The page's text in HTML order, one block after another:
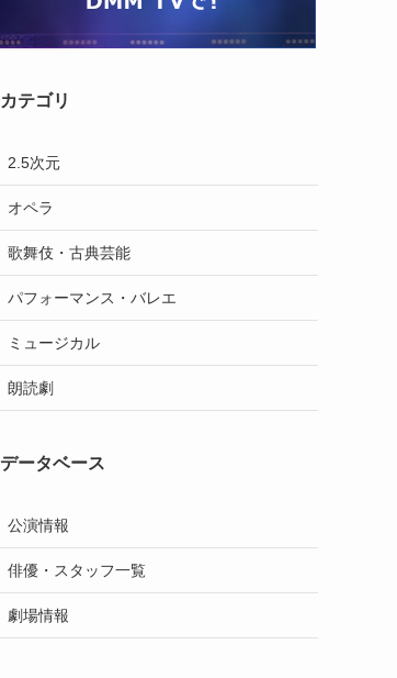
カテゴリ
2.5次元
オペラ
歌舞伎・古典芸能
パフォーマンス・バレエ
ミュージカル
朗読劇
データベース
公演情報
俳優・スタッフ一覧
劇場情報